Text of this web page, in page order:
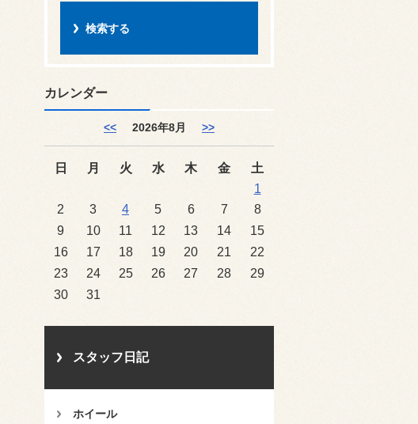
カレンダー
<< 2026年8月 >>
日 月 火 水 木 金
土
1
2
3 4 5 6 7
8
9
10 11 12 13 14
15
16
17 18 19 20 21
22
23
24 25 26 27 28
29
30
31
スタッフ日記
ホイール